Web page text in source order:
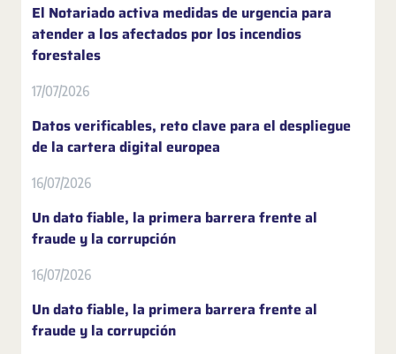
El Notariado activa medidas de urgencia para
atender a los afectados por los incendios
forestales
17/07/2026
Datos verificables, reto clave para el despliegue
de la cartera digital europea
16/07/2026
Un dato fiable, la primera barrera frente al
fraude y la corrupción
16/07/2026
Un dato fiable, la primera barrera frente al
fraude y la corrupción